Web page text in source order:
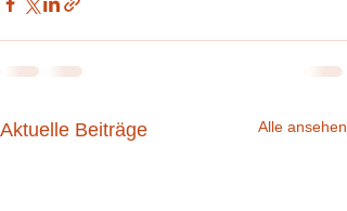
Aktuelle Beiträge Alle ansehen